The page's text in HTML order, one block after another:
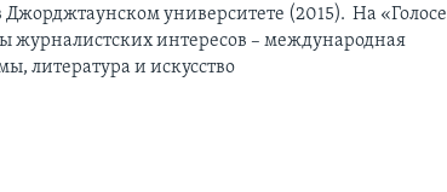
Джорджтаунском университете (2015). На «Голосе
журналистских интересов – международная
литература и искусство